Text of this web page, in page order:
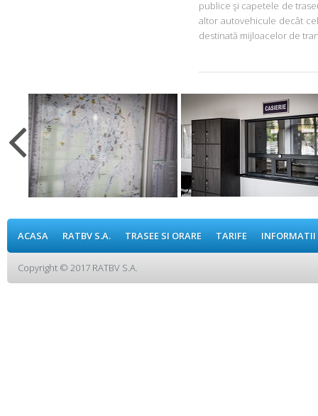
publice şi capetele de
altor autovehicule decât
destinată mijloacelor de
ACASA RATBV S.A. TRASEE SI ORARE TARIFE
Copyright © 2017 RATBV S.A.